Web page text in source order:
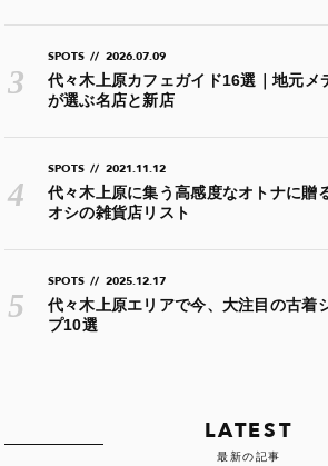
SPOTS // 2026.07.09
代々木上原カフェガイド16選｜地元メ
が選ぶ名店と新店
SPOTS // 2021.11.12
代々木上原に集う高感度なオトナに贈
オシの雑貨店リスト
SPOTS // 2025.12.17
代々木上原エリアで今、大注目の古着
プ10選
LATEST
最新の記事